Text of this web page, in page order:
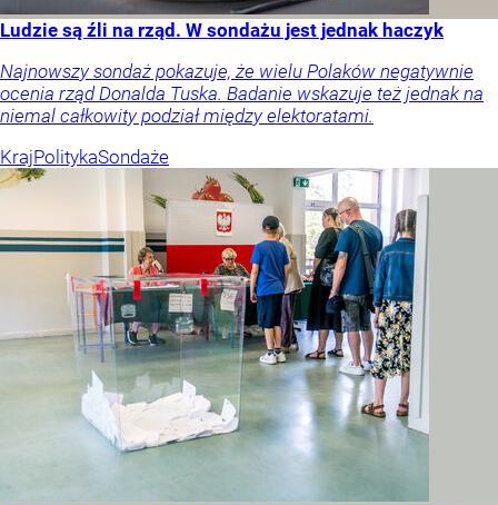
Ludzie są źli na rząd. W sondażu jest jednak haczyk
Najnowszy sondaż pokazuje, że wielu Polaków negatywnie
ocenia rząd Donalda Tuska. Badanie wskazuje też jednak na
niemal całkowity podział między elektoratami.
KrajPolitykaSondaże